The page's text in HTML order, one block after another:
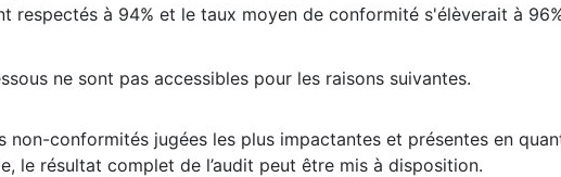
respectés à 94% et le taux moyen de conformité s'élèverait à
ne sont pas accessibles pour les raisons suivantes.
non-conformités jugées les plus impactantes et présentes en
le résultat complet de l’audit peut être mis à disposition.